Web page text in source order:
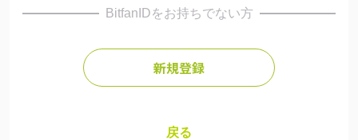
BitfanIDをお持ちでない方
新規登録
戻る